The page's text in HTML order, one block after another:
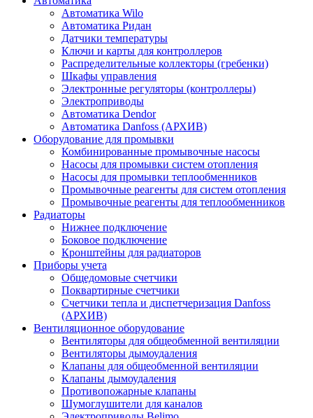
Автоматика Wilo
Автоматика Ридан
Датчики температуры
Ключи и карты для контроллеров
Распределительные коллекторы (гребенки)
Шкафы управления
Электронные регуляторы (контроллеры)
Электроприводы
Автоматика Dendor
Автоматика Danfoss (АРХИВ)
Оборудование для промывки
Комбинированные промывочные насосы
Насосы для промывки систем отопления
Насосы для промывки теплообменников
Промывочные реагенты для систем отопления
Промывочные реагенты для теплообменников
Радиаторы
Нижнее подключение
Боковое подключение
Кронштейны для радиаторов
Приборы учета
Общедомовые счетчики
Поквартирные счетчики
Счетчики тепла и диспетчеризация Danfoss
(АРХИВ)
Вентиляционное оборудование
Вентиляторы для общеобменной вентиляции
Вентиляторы дымоудаления
Клапаны для общеобменной вентиляции
Клапаны дымоудаления
Противопожарные клапаны
Шумоглушители для каналов